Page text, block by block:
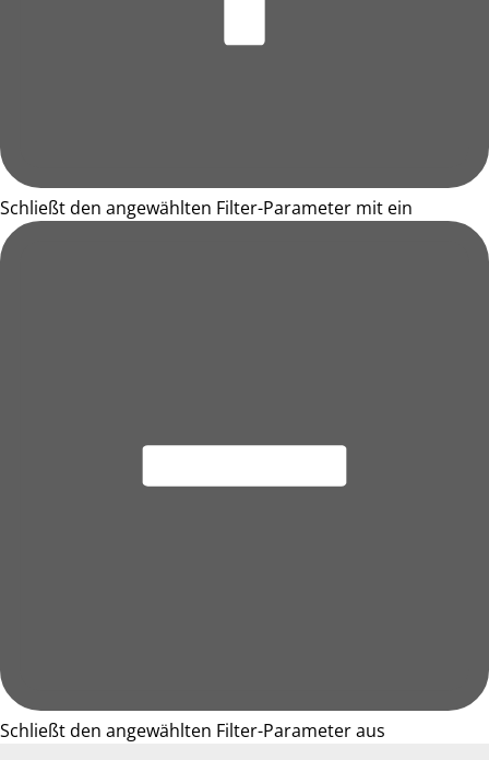
Schließt den angewählten Filter-Parameter mit ein
Schließt den angewählten Filter-Parameter aus